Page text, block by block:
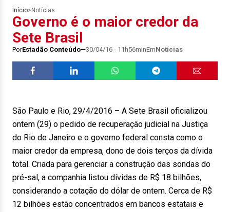
Início> Notícias
Governo é o maior credor da
Sete Brasil
PorEstadão Conteúdo 30/04/16 - 11h56minEmNotícias
São Paulo e Rio, 29/4/2016 – A Sete Brasil oficializou
ontem (29) o pedido de recuperação judicial na Justiça
do Rio de Janeiro e o governo federal consta como o
maior credor da empresa, dono de dois terços da dívida
total. Criada para gerenciar a construção das sondas do
pré-sal, a companhia listou dívidas de R$ 18 bilhões,
considerando a cotação do dólar de ontem. Cerca de R$
12 bilhões estão concentrados em bancos estatais e